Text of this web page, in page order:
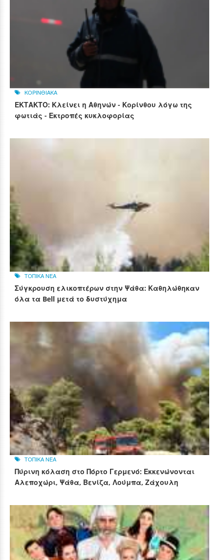
ΚΟΡΙΝΘΙΑΚΑ
ΕΚΤΑΚΤΟ: Κλείνει η Αθηνών - Κορίνθου λόγω της
φωτιάς - Εκτροπές κυκλοφορίας
ΤΟΠΙΚΑ ΝΕΑ
Σύγκρουση ελικοπτέρων στην Ψάθα: Καθηλώθηκαν
όλα τα Bell μετά το δυστύχημα
ΤΟΠΙΚΑ ΝΕΑ
Πύρινη κόλαση στο Πόρτο Γερμενό: Εκκενώνονται
Αλεποχώρι, Ψάθα, Βενίζα, Λούμπα, Ζάχουλη